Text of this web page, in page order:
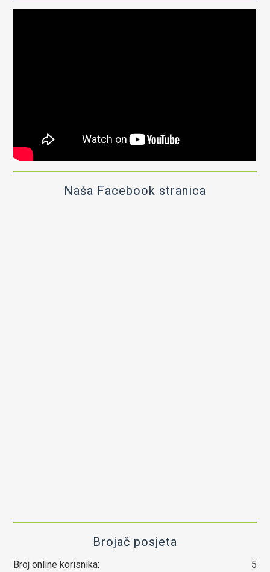
Naša Facebook stranica
Brojač posjeta
Broj online korisnika:
5